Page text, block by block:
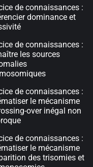
de connaissances :
dominance et
de connaissances :
les sources
de connaissances :
le mécanisme
over inégal non
de connaissances :
le mécanisme
des trisomies et